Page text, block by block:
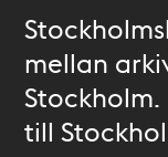
mellan
till